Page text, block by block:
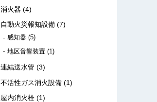
消火器 (4)
自動火災報知設備 (7)
感知器 (5)
地区音響装置 (1)
連結送水管 (3)
不活性ガス消火設備 (1)
屋内消火栓 (1)